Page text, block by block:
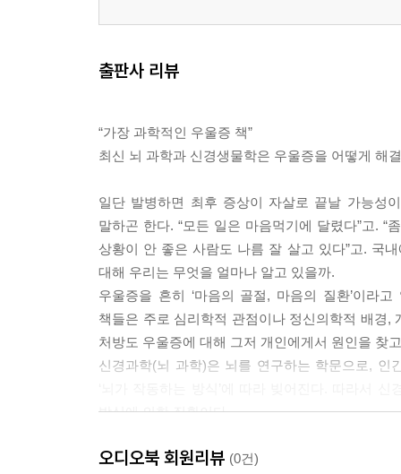
출판사 리뷰
“가장 과학적인 우울증 책”
최신 뇌 과학과 신경생물학은 우울증을 어떻게 해
일단 발병하면 최후 증상이 자살로 끝날 가능성
말하곤 한다. “모든 일은 마음먹기에 달렸다”고.
상황이 안 좋은 사람도 나름 잘 살고 있다”고. 국
대해 우리는 무엇을 얼마나 알고 있을까.
우울증을 흔히 ‘마음의 골절, 마음의 질환’이라
책들은 주로 심리학적 관점이나 정신의학적 배경,
처방도 우울증에 대해 그저 개인에게서 원인을 찾
신경과학(뇌 과학)은 뇌를 연구하는 학문으로,
방식에 의한 질환이다.
박사가 쓴 책 《우울할 땐 뇌 과학(심심 刊, 원제:
오디오북 회원리뷰 (0건)